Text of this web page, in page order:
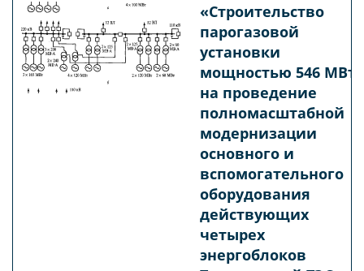
«Строительство
парогазовой
установки
мощностью 546 МВт
на проведение
полномасштабной
модернизации
основного и
вспомогательного
оборудования
действующих
четырех
энергоблоков